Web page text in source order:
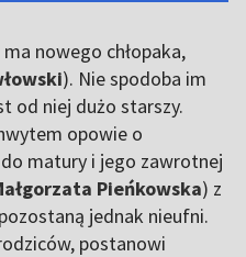
nowego chłopaka,
). Nie spodoba im
od niej dużo starszy.
opowie o
matury i jego zawrotnej
Pieńkowska) z
jednak nieufni.
postanowi